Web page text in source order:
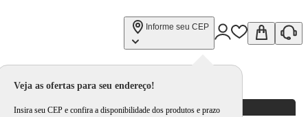
Informe seu CEP
Veja as ofertas para seu endereço!
Insira seu CEP e confira a disponibilidade dos produtos e prazo